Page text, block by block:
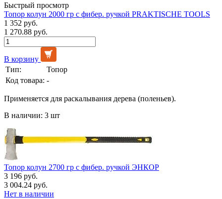
Быстрый просмотр
Топор колун 2000 гр с фибер. ручкой PRAKTISCHE TOOLS
1 352 руб.
1 270.88 руб.
В корзину
Тип:
Топор
Код товара: -
Применяется для раскалывания дерева (поленьев).
В наличии: 3 шт
Топор колун 2700 гр с фибер. ручкой ЭНКОР
3 196 руб.
3 004.24 руб.
Нет в наличии